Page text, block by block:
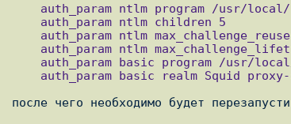
после чего необходимо будет